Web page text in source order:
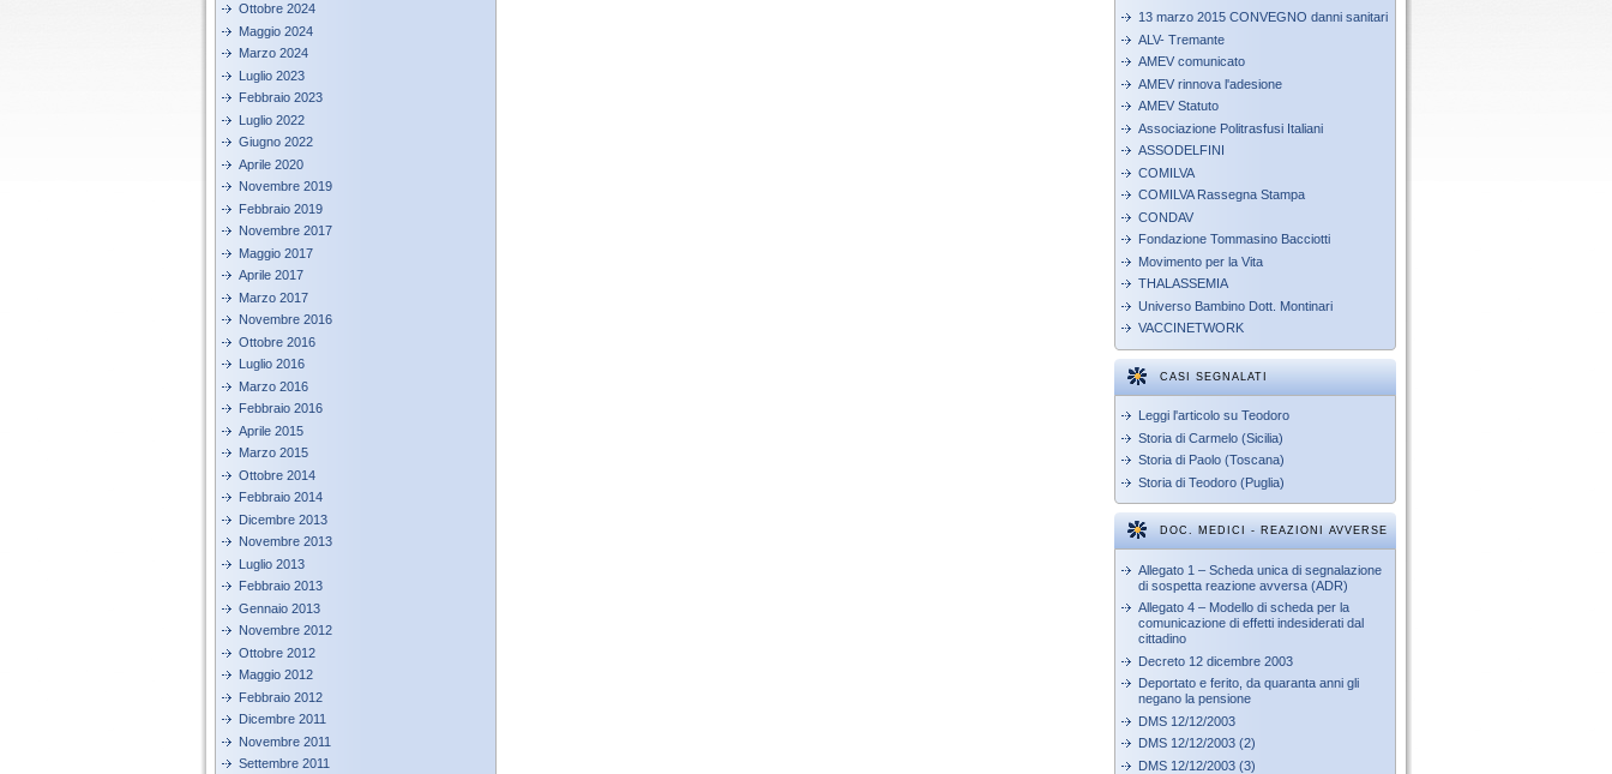
Ottobre 2024
Maggio 2024
Marzo 2024
Luglio 2023
Febbraio 2023
Luglio 2022
Giugno 2022
Aprile 2020
Novembre 2019
Febbraio 2019
Novembre 2017
Maggio 2017
Aprile 2017
Marzo 2017
Novembre 2016
Ottobre 2016
Luglio 2016
Marzo 2016
Febbraio 2016
Aprile 2015
Marzo 2015
Ottobre 2014
Febbraio 2014
Dicembre 2013
Novembre 2013
Luglio 2013
Febbraio 2013
Gennaio 2013
Novembre 2012
Ottobre 2012
Maggio 2012
Febbraio 2012
Dicembre 2011
Novembre 2011
Settembre 2011
13 marzo 2015 CONVEGNO danni sanitari
ALV- Tremante
AMEV comunicato
AMEV rinnova l'adesione
AMEV Statuto
Associazione Politrasfusi Italiani
ASSODELFINI
COMILVA
COMILVA Rassegna Stampa
CONDAV
Fondazione Tommasino Bacciotti
Movimento per la Vita
THALASSEMIA
Universo Bambino Dott. Montinari
VACCINETWORK
CASI SEGNALATI
Leggi l'articolo su Teodoro
Storia di Carmelo (Sicilia)
Storia di Paolo (Toscana)
Storia di Teodoro (Puglia)
DOC. MEDICI - REAZIONI AVVERSE
Allegato 1 – Scheda unica di segnalazione
di sospetta reazione avversa (ADR)
Allegato 4 – Modello di scheda per la
comunicazione di effetti indesiderati dal
cittadino
Decreto 12 dicembre 2003
Deportato e ferito, da quaranta anni gli
negano la pensione
DMS 12/12/2003
DMS 12/12/2003 (2)
DMS 12/12/2003 (3)